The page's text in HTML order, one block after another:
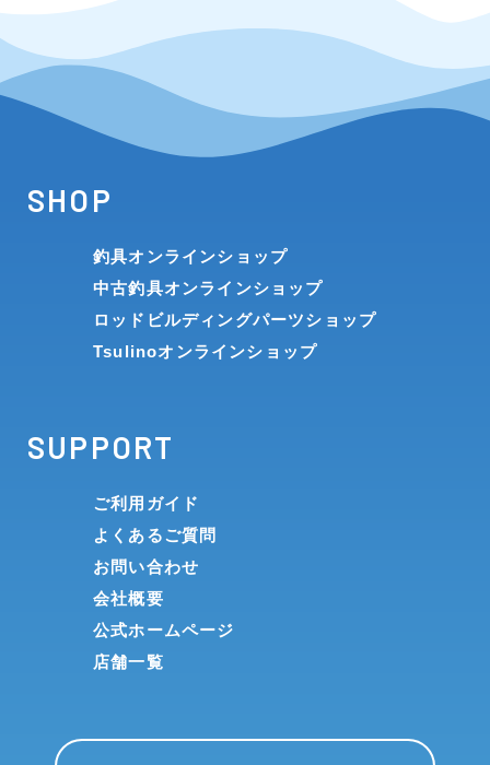
SHOP
釣具オンラインショップ
中古釣具オンラインショップ
ロッドビルディングパーツショップ
Tsulinoオンラインショップ
SUPPORT
ご利用ガイド
よくあるご質問
お問い合わせ
会社概要
公式ホームページ
店舗一覧